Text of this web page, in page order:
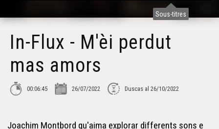
Sous-titres
In-Flux - M'èi perdut
mas amors
00:06:45 26/07/2022 Duscas al 26/10/2022
Joachim Montbord qu'aima explorar differents sons e